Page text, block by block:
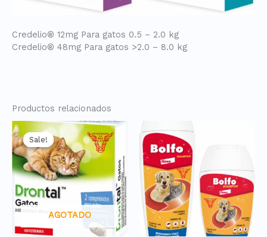
Credelio® 12mg Para gatos 0.5 – 2.0 kg
Credelio® 48mg Para gatos >2.0 – 8.0 kg
Productos relacionados
Sale!
AGOTADO
Sale!